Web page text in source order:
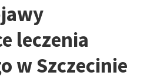
leczenia
w Szczecinie